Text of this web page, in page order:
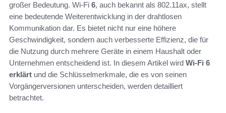
großer Bedeutung. Wi-Fi 6, auch bekannt als 802.11ax, stellt
eine bedeutende Weiterentwicklung in der drahtlosen
Kommunikation dar. Es bietet nicht nur eine höhere
Geschwindigkeit, sondern auch verbesserte Effizienz, die für
die Nutzung durch mehrere Geräte in einem Haushalt oder
Unternehmen entscheidend ist. In diesem Artikel wird Wi-Fi 6
erklärt und die Schlüsselmerkmale, die es von seinen
Vorgängerversionen unterscheiden, werden detailliert
betrachtet.